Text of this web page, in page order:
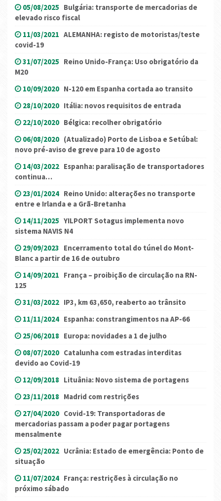
05/08/2025 Bulgária: transporte de mercadorias de
elevado risco fiscal
11/03/2021 ALEMANHA: registo de motoristas/teste
covid-19
31/07/2025 Reino Unido-França: Uso obrigatório da
M20
10/09/2020 N-120 em Espanha cortada ao transito
28/10/2020 Itália: novos requisitos de entrada
22/10/2020 Bélgica: recolher obrigatório
06/08/2020 (Atualizado) Porto de Lisboa e Setúbal:
novo pré-aviso de greve para 10 de agosto
14/03/2022 Espanha: paralisação de transportadores
continua…
23/01/2024 Reino Unido: alterações no transporte
entre e Irlanda e a Grã-Bretanha
14/11/2025 YILPORT Sotagus implementa novo
sistema NAVIS N4
29/09/2023 Encerramento total do túnel do Mont-
Blanc a partir de 16 de outubro
14/09/2021 França – proibição de circulação na RN-
125
31/03/2022 IP3, km 63,650, reaberto ao trânsito
11/11/2024 Espanha: constrangimentos na AP-66
25/06/2018 Europa: novidades a 1 de julho
08/07/2020 Catalunha com estradas interditas
devido ao Covid-19
12/09/2018 Lituânia: Novo sistema de portagens
23/11/2018 Madrid com restrições
27/04/2020 Covid-19: Transportadoras de
mercadorias passam a poder pagar portagens
mensalmente
25/02/2022 Ucrânia: Estado de emergência: Ponto de
situação
11/07/2024 França: restrições à circulação no
próximo sábado